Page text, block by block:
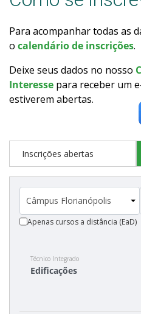
Orientações para Matrícula
Transferências e Retornos
Provas e Gabaritos
Estatísticas dos Processos
Para acompanhar todas as
o calendário de inscrições.
Deixe seus dados no nosso
Interesse para receber um
estiverem abertas.
Inscrições abertas
Apenas cursos a distância (EaD)
Técnico Integrado
Edificações